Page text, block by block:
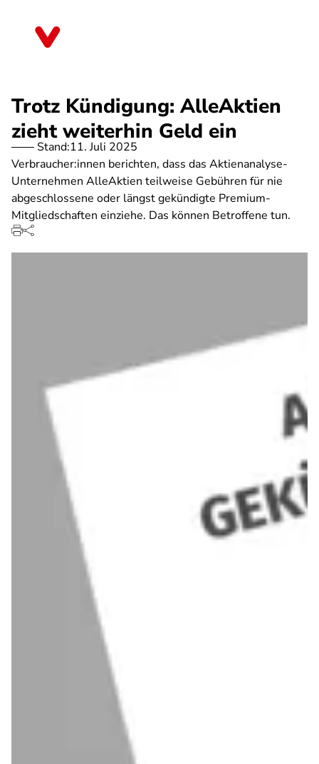
Trotz Kündigung: AlleAktien
zieht weiterhin Geld ein
Stand:11. Juli 2025
Verbraucher:innen berichten, dass das Aktienanalyse-
Unternehmen AlleAktien teilweise Gebühren für nie
abgeschlossene oder längst gekündigte Premium-
Mitgliedschaften einziehe. Das können Betroffene tun.